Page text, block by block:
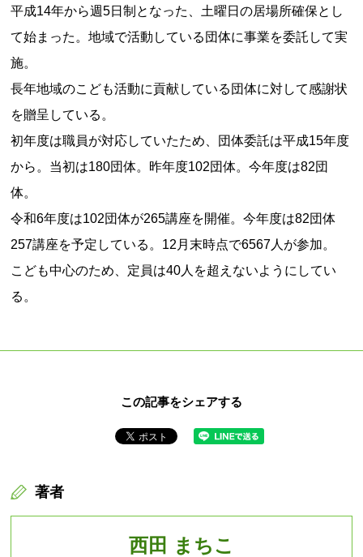
平成14年から週5日制となった、土曜日の居場所確保とし
て始まった。地域で活動している団体に事業を委託して実
施。
長年地域のこども活動に貢献している団体に対して感謝状
を贈呈している。
初年度は職員が対応していたため、団体委託は平成15年度
から。当初は180団体。昨年度102団体。今年度は82団
体。
令和6年度は102団体が265講座を開催。今年度は82団体
257講座を予定している。12月末時点で6567人が参加。
こども中心のため、定員は40人を超えないようにしてい
る。
この記事をシェアする
著者
西田 まちこ